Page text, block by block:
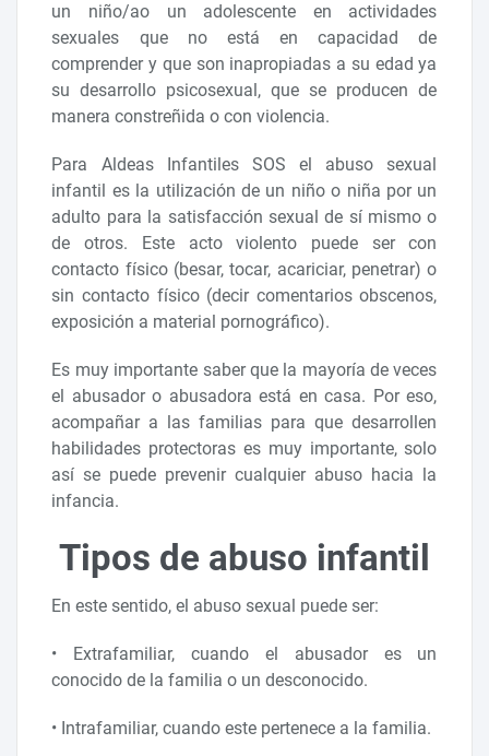
un niño/ao un adolescente en actividades
sexuales que no está en capacidad de
comprender y que son inapropiadas a su edad ya
su desarrollo psicosexual, que se producen de
manera constreñida o con violencia.
Para Aldeas Infantiles SOS el abuso sexual
infantil es la utilización de un niño o niña por un
adulto para la satisfacción sexual de sí mismo o
de otros. Este acto violento puede ser con
contacto físico (besar, tocar, acariciar, penetrar) o
sin contacto físico (decir comentarios obscenos,
exposición a material pornográfico).
Es muy importante saber que la mayoría de veces
el abusador o abusadora está en casa. Por eso,
acompañar a las familias para que desarrollen
habilidades protectoras es muy importante, solo
así se puede prevenir cualquier abuso hacia la
infancia.
Tipos de abuso infantil
En este sentido, el abuso sexual puede ser:
• Extrafamiliar, cuando el abusador es un
conocido de la familia o un desconocido.
• Intrafamiliar, cuando este pertenece a la familia.